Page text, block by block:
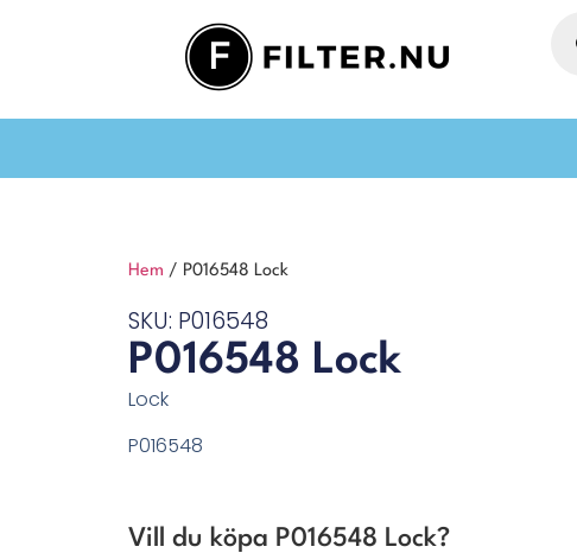
Hem / P016548 Lock
SKU: P016548
P016548 Lock
Lock
P016548
Vill du köpa P016548 Lock?